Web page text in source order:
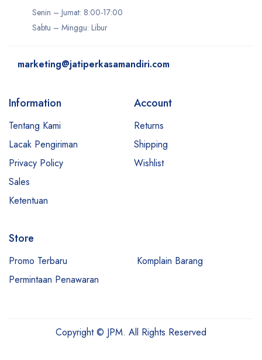
Senin – Jumat: 8:00-17:00
Sabtu – Minggu: Libur
marketing@jatiperkasamandiri.com
Information
Tentang Kami
Lacak Pengiriman
Privacy Policy
Sales
Ketentuan
Account
Returns
Shipping
Wishlist
Store
Promo Terbaru
Komplain Barang
Permintaan Penawaran
Copyright © JPM. All Rights Reserved